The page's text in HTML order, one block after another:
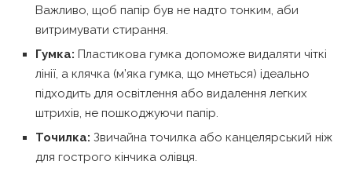
Важливо, щоб папір був не надто тонким, аби
витримувати стирання.
Гумка: Пластикова гумка допоможе видаляти чіткі
лінії, а клячка (м’яка гумка, що мнеться) ідеально
підходить для освітлення або видалення легких
штрихів, не пошкоджуючи папір.
Точилка: Звичайна точилка або канцелярський ніж
для гострого кінчика олівця.